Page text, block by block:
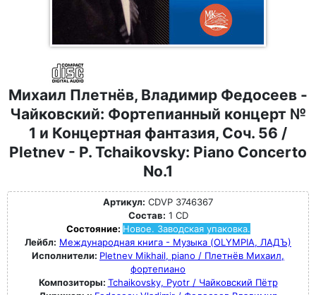
Михаил Плетнёв, Владимир Федосеев -
Чайковский: Фортепианный концерт №
1 и Концертная фантазия, Соч. 56 /
Pletnev - P. Tchaikovsky: Piano Concerto
No.1
Артикул: CDVP 3746367
Состав: 1 CD
Состояние: Новое. Заводская упаковка.
Лейбл: Международная книга - Музыка (OLYMPIA, ЛАДЪ)
Исполнители: Pletnev Mikhail, piano / Плетнёв Михаил,
фортепиано
Композиторы: Tchaikovsky, Pyotr / Чайковский Пётр